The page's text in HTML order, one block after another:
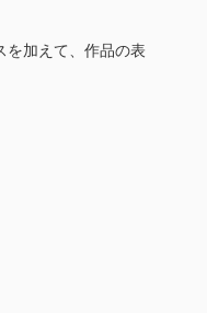
を加えて、作品の表